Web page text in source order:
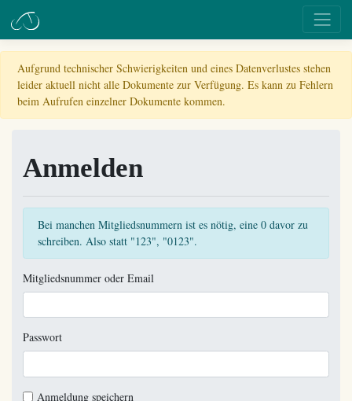
Aufgrund technischer Schwierigkeiten und eines Datenverlustes stehen
leider aktuell nicht alle Dokumente zur Verfügung. Es kann zu Fehlern
beim Aufrufen einzelner Dokumente kommen.
Anmelden
Bei manchen Mitgliedsnummern ist es nötig, eine 0 davor zu
schreiben. Also statt "123", "0123".
Mitgliedsnummer oder Email
Passwort
Anmeldung speichern